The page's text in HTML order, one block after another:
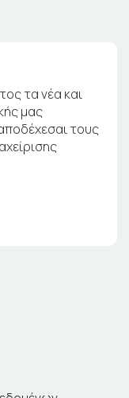
τα νέα και
μας
τους